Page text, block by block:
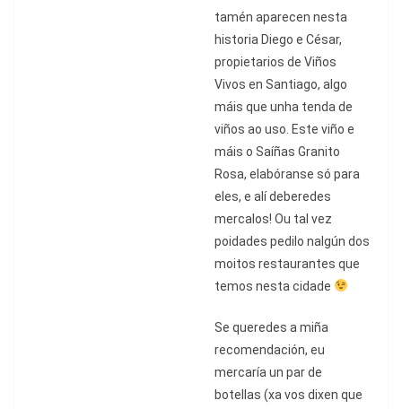
tamén aparecen nesta
historia Diego e César,
propietarios de Viños
Vivos en Santiago, algo
máis que unha tenda de
viños ao uso. Este viño e
máis o Saíñas Granito
Rosa, elabóranse só para
eles, e al í deberedes
mercalos! Ou tal vez
poidades pedilo nalgún dos
moitos restaurantes que
temos nesta cidade
Se queredes a miña
recomendación, eu
mercaría un par de
botellas (xa vos dixen que